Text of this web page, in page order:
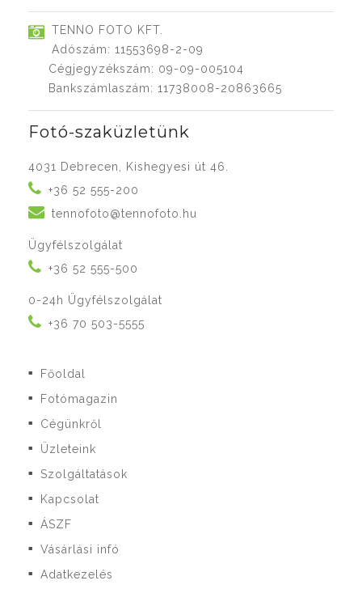
TENNO FOTO KFT.
Adószám: 11553698-2-09
Cégjegyzékszám: 09-09-005104
Bankszámlaszám: 11738008-20863665
Fotó-szaküzletünk
4031 Debrecen, Kishegyesi út 46.
+36 52 555-200
tennofoto@tennofoto.hu
Ügyfélszolgálat
+36 52 555-500
0-24h Ügyfélszolgálat
+36 70 503-5555
■ Főoldal
■ Fotómagazin
■ Cégünkről
■ Üzleteink
■ Szolgáltatások
■ Kapcsolat
■ ÁSZF
■ Vásárlási infó
■ Adatkezelés